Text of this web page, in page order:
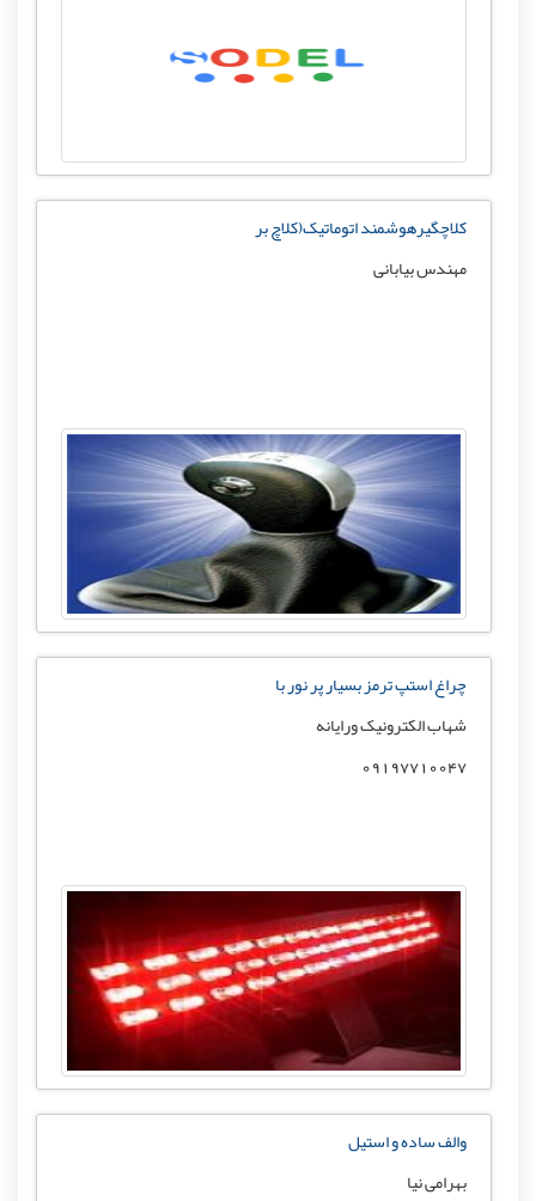
کلاچگیرهوشمند اتوماتیک(کلاچ بر
مهندس بیابانی
چراغ استپ ترمز بسیار پر نور با
شهاب الکترونیک ورایانه
09197710047
والف ساده و استیل
بهرامی نیا